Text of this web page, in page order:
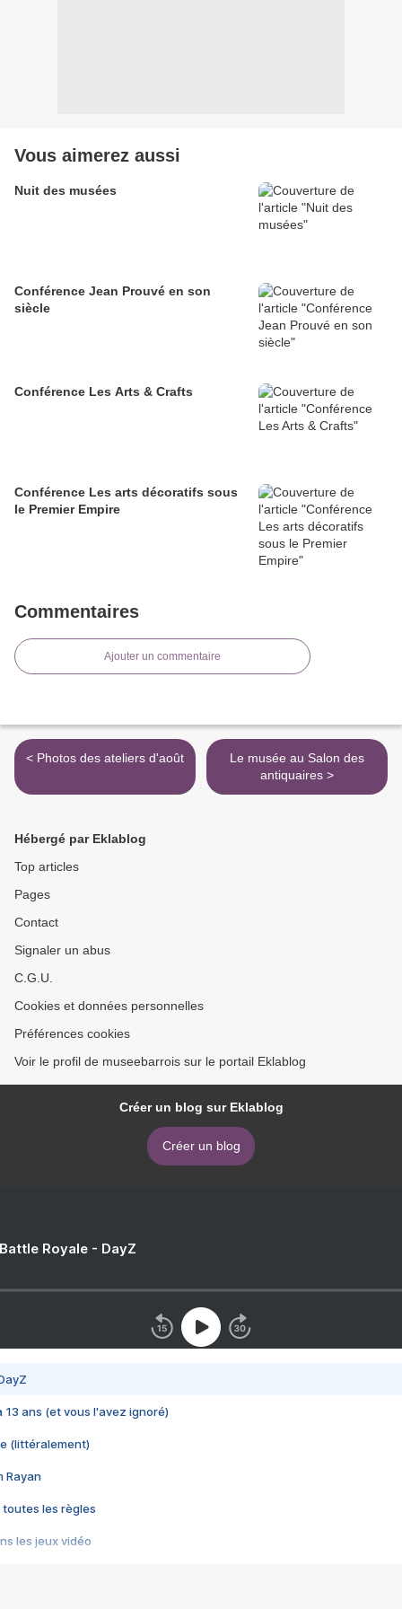
Vous aimerez aussi
Nuit des musées
Conférence Jean Prouvé en son
siècle
Conférence Les Arts & Crafts
Conférence Les arts décoratifs sous
le Premier Empire
Commentaires
Ajouter un commentaire
< Photos des ateliers d'août
Le musée au Salon des
antiquaires >
Hébergé par Eklablog
Top articles
Pages
Contact
Signaler un abus
C.G.U.
Cookies et données personnelles
Préférences cookies
Voir le profil de museebarrois sur le portail Eklablog
Créer un blog sur Eklablog
Créer un blog
Royale - DayZ
13 ans (et vous l'avez ignoré)
(littéralement)
Rayan
toutes les règles
les jeux vidéo